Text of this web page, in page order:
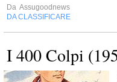
Da Assugoodnews
DA CLASSIFICARE
I 400 Colpi